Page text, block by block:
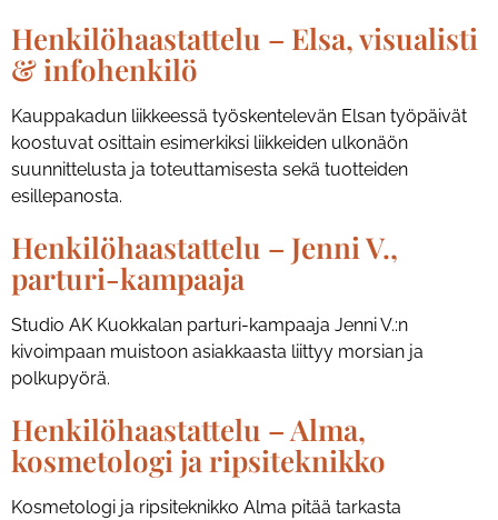
Henkilöhaastattelu – Elsa, visualisti
& infohenkilö
Kauppakadun liikkeessä työskentelevän Elsan työpäivät
koostuvat osittain esimerkiksi liikkeiden ulkonäön
suunnittelusta ja toteuttamisesta sekä tuotteiden
esillepanosta.
Henkilöhaastattelu – Jenni V.,
parturi-kampaaja
Studio AK Kuokkalan parturi-kampaaja Jenni V.:n
kivoimpaan muistoon asiakkaasta liittyy morsian ja
polkupyörä.
Henkilöhaastattelu – Alma,
kosmetologi ja ripsiteknikko
Kosmetologi ja ripsiteknikko Alma pitää tarkasta